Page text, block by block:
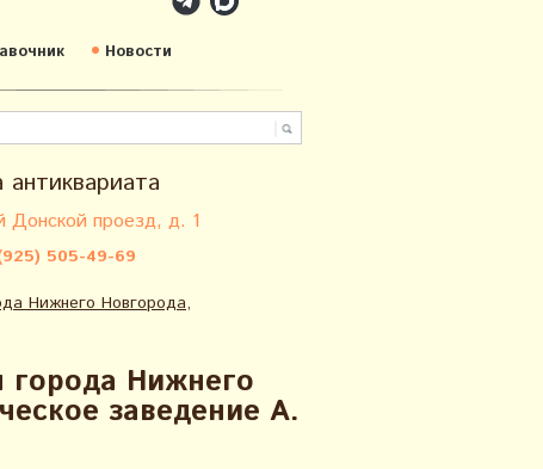
Новости
Донской проезд, д. 1
505-49-69
Нижнего Новгорода,
Нижнего
заведение А.